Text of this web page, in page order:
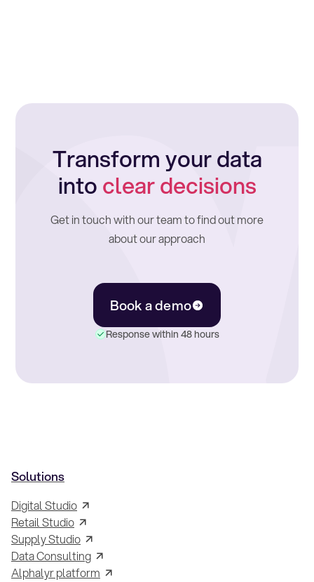
Transform your data
intoclear decisions
Get in touch with our team to find out more
about our approach
Book a demo
Response within 48 hours
Solutions
Digital Studio
Retail Studio
Supply Studio
Data Consulting
Alphalyr platform